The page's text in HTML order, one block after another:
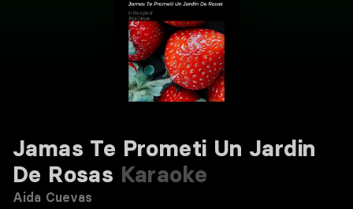
Jamas Te Prometi Un Jardin
De Rosas Karaoke
Aida Cuevas